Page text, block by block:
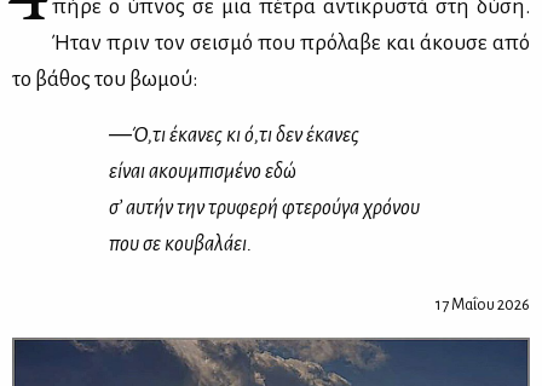
πή­ρε ο ύπνος σε μια πέ­τρα αντι­κρυ­στά στη δύ­ση.
Ήταν πριν τον σει­σμό που πρό­λα­βε και άκου­σε από
το βά­θος του βω­μού:
―Ό,τι έκα­νες κι ό,τι δεν έκα­νες
εί­ναι ακου­μπι­σμέ­νο εδώ
σ’ αυ­τήν την τρυ­φε­ρή φτε­ρού­γα χρό­νου
που σε κου­βα­λά­ει.
17 Μαΐου 2026